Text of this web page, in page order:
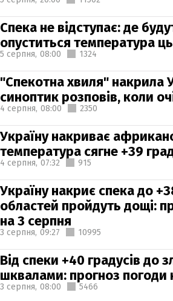
Спека не відступає: де
опуститься температура
5 серпня, 08:00 1324
"Спекотна хвиля" накрила
синоптик розповів, коли
4 серпня, 08:00 2350
Україну накриває
температура сягне +39
4 серпня, 07:32 915
Україну накриє спека до
областей пройдуть дощі:
на 3 серпня
3 серпня, 09:27 10995
Від спеки +40 градусів до
шквалами: прогноз погоди
3 серпня, 08:00 5466